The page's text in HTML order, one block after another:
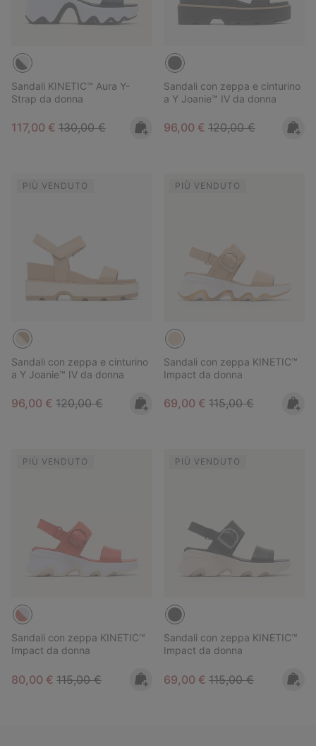
Sandali KINETIC™ Aura Y-
Strap da donna
Sale price:
117,00 € Regular price:
130,00 €
Sandali con zeppa e cinturino
a Y Joanie™ IV da donna
Sale price:
96,00 € Regular price:
120,00 €
PIÙ VENDUTO
Sandali con zeppa e cinturino
a Y Joanie™ IV da donna
Sale price:
96,00 € Regular price:
120,00 €
PIÙ VENDUTO
Sandali con zeppa KINETIC™
Impact da donna
Sale price:
69,00 € Regular price:
115,00 €
PIÙ VENDUTO
Sandali con zeppa KINETIC™
Impact da donna
Sale price:
80,00 € Regular price:
115,00 €
PIÙ VENDUTO
Sandali con zeppa KINETIC™
Impact da donna
Sale price:
69,00 € Regular price:
115,00 €